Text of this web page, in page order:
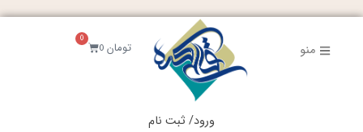
رفتن
منو تومان0
0
سبد
خرید
ورود/ ثبت نام